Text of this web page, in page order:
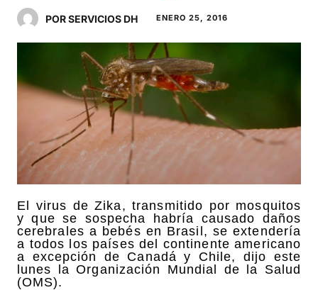
POR SERVICIOS DH ENERO 25, 2016
El virus de Zika, transmitido por mosquitos
y que se sospecha habría causado daños
cerebrales a bebés en Brasil, se extendería
a todos los países del continente americano
a excepción de Canadá y Chile, dijo este
lunes la Organización Mundial de la Salud
(OMS).